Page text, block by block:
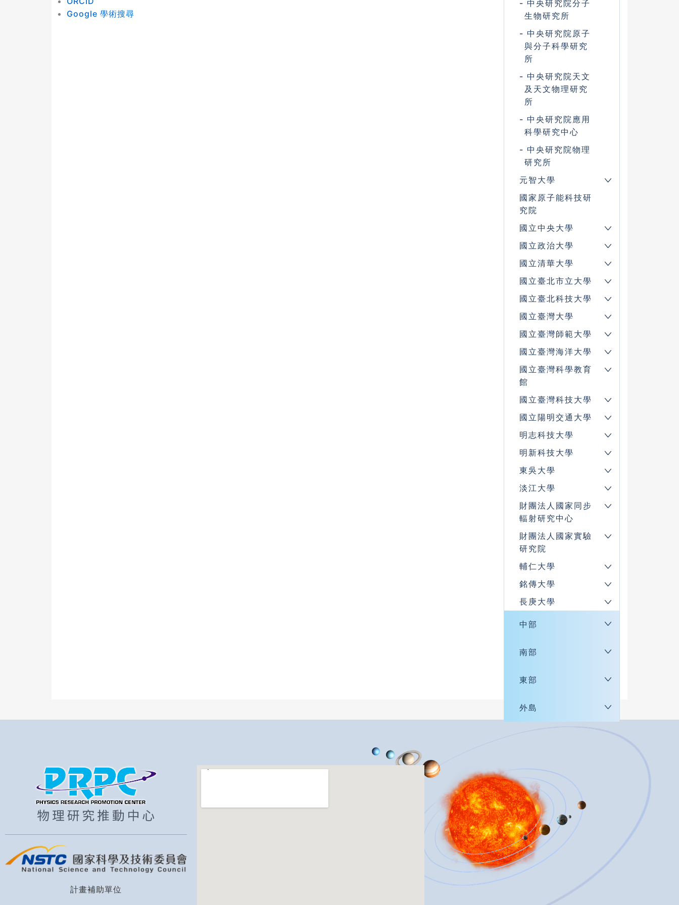
Google 學術搜尋
中央研究院分子
生物研究所
中央研究院原子
與分子科學研究
所
中央研究院天文
及天文物理研究
所
中央研究院應用
科學研究中心
中央研究院物理
研究所
元智大學
國家原子能科技研
究院
國立中央大學
國立政治大學
國立清華大學
國立臺北市立大學
國立臺北科技大學
國立臺灣大學
國立臺灣師範大學
國立臺灣海洋大學
國立臺灣科學教育
館
國立臺灣科技大學
國立陽明交通大學
明志科技大學
明新科技大學
東吳大學
淡江大學
財團法人國家同步
輻射研究中心
財團法人國家實驗
研究院
輔仁大學
銘傳大學
長庚大學
中部
南部
東部
外島
計畫補助單位